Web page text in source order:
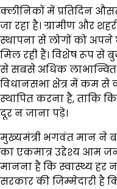
क्लीनिकों में प्रतिदिन
जा रहा है। ग्रामीण और
स्थापना से लोगों को अपने
मिल रही हैं। विशेष रूप से
से सबसे अधिक लाभान्वित
विधानसभा क्षेत्र में कम
स्थापित करना है, ताकि
दूर न जाना पड़े।
मुख्यमंत्री भगवंत मान ने
का एकमात्र उद्देश्य आम
मानना है कि स्वास्थ्य
सरकार की जिम्मेदारी है